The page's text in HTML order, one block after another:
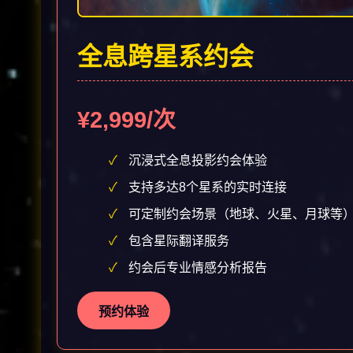
全息跨星系约会
¥2,999/次
沉浸式全息投影约会体验
支持多达8个星系的实时连接
可定制约会场景（地球、火星、月球等
包含星际翻译服务
约会后专业情感分析报告
预约体验